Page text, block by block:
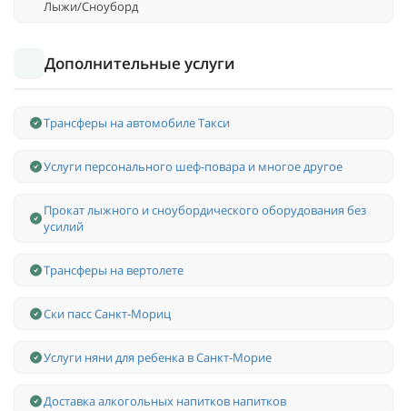
Лыжи/Сноуборд
Дополнительные услуги
Трансферы на автомобиле Такси
Услуги персонального шеф-повара и многое другое
Прокат лыжного и сноубордического оборудования без
усилий
Трансферы на вертолете
Ски пасс Санкт-Мориц
Услуги няни для ребенка в Санкт-Морие
Доставка алкогольных напитков напитков